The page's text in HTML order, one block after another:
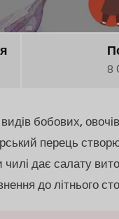
8
бобових,
перець
чилі дає салату
до літнього